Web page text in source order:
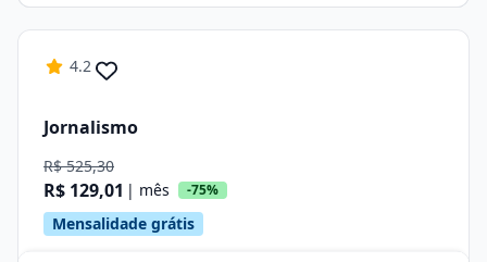
4.2
Jornalismo
R$ 525,30
R$ 129,01 | mês -75%
Mensalidade grátis